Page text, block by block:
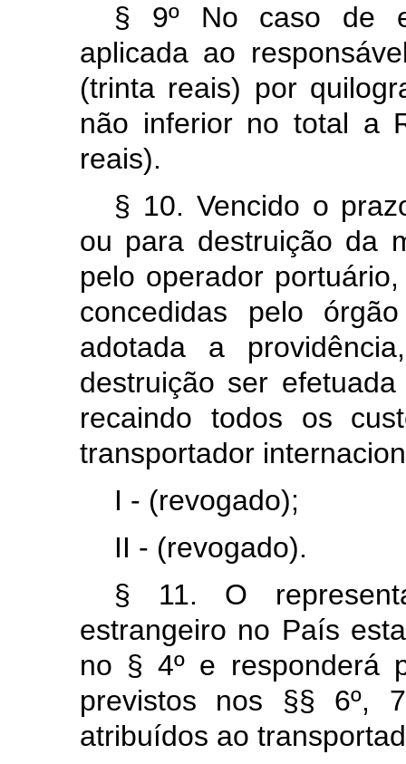
§ 9º No caso de
aplicada ao
(trinta reais) por
não inferior no total a
reais).
§ 10. Vencido o
ou para destruição da
pelo operador
concedidas pelo
adotada a
destruição ser
recaindo todos os
transportador
I - (revogado);
II - (revogado).
§ 11. O
estrangeiro no País
no § 4º e responderá
previstos nos §§ 6º,
atribuídos ao